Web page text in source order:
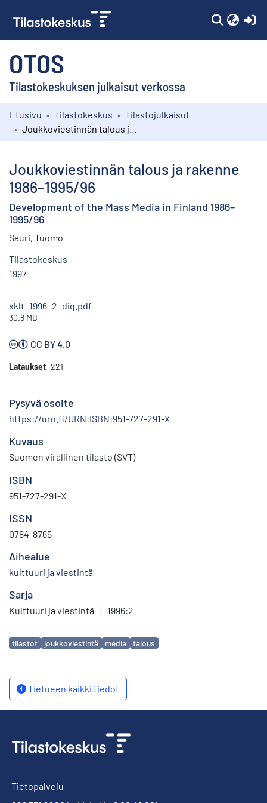
OTOS
Tilastokeskuksen julkaisut verkossa
Kokoelmat
Etusivu Tilastokeskus
Tilastojulkaisut
Joukkoviestinnän talous ja rakenne
1986–1995/96
Development of the Mass Media in Finland 1986–
1995/96
Sauri, Tuomo
Tilastokeskus
1997
xklt_1996_2_dig.pdf
30.8 MB
CC BY 4.0
Lataukset 221
Pysyvä osoite
https://urn.fi/URN:ISBN:951-727-291-X
Kuvaus
Suomen virallinen tilasto (SVT)
ISBN
951-727-291-X
ISSN
0784-8765
Aihealue
kulttuuri ja viestintä
Sarja
Kulttuuri ja viestintä | 1996:2
Avainsanat
tilastot joukkoviestintä media talous
Tietueen kaikki tiedot
Tietopalvelu